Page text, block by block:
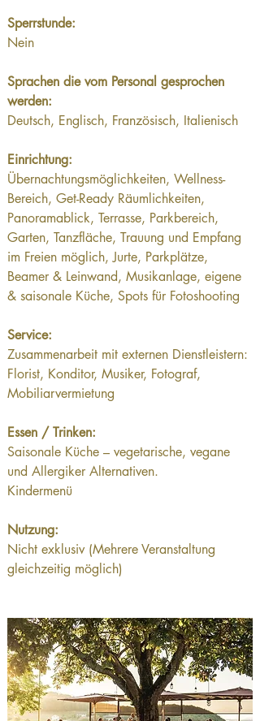
Sperrstunde:
Nein
Sprachen die vom Personal gesprochen
werden:
Deutsch, Englisch, Französisch, Italienisch
Einrichtung:
Übernachtungsmöglichkeiten, Wellness-
Bereich, Get-Ready Räumlichkeiten,
Panoramablick, Terrasse, Parkbereich,
Garten, Tanzfläche, Trauung und Empfang
im Freien möglich, Jurte, Parkplätze,
Beamer & Leinwand, Musikanlage, eigene
& saisonale Küche, Spots für Fotoshooting
Service:
Zusammenarbeit mit externen Dienstleistern:
Florist, Konditor, Musiker, Fotograf,
Mobiliarvermietung
Essen / Trinken:
Saisonale Küche – vegetarische, vegane
und Allergiker Alternativen.
Kindermenü
Nutzung:
Nicht exklusiv (Mehrere Veranstaltung
gleichzeitig möglich)